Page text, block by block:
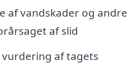
af vandskader og andre
af slid
vurdering af tagets